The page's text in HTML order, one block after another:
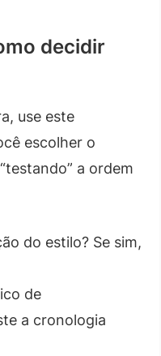
decidir
use este
escolher o
a ordem
do estilo? Se sim,
de
a cronologia